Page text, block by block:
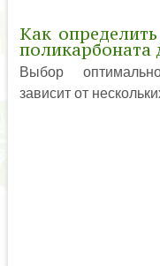
Как
поликарбоната
Выбор
зависит от